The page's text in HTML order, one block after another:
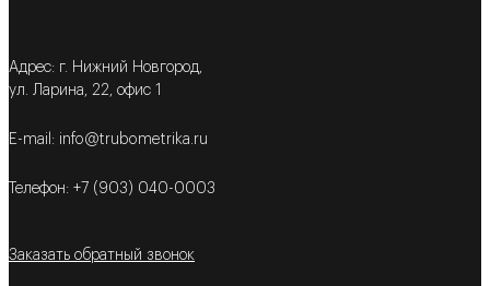
Адрес: г. Нижний Новгород,
ул. Ларина, 22, офис 1
E-mail: info@trubometrika.ru
Телефон: +7 (903) 040-0003
Заказать обратный звонок